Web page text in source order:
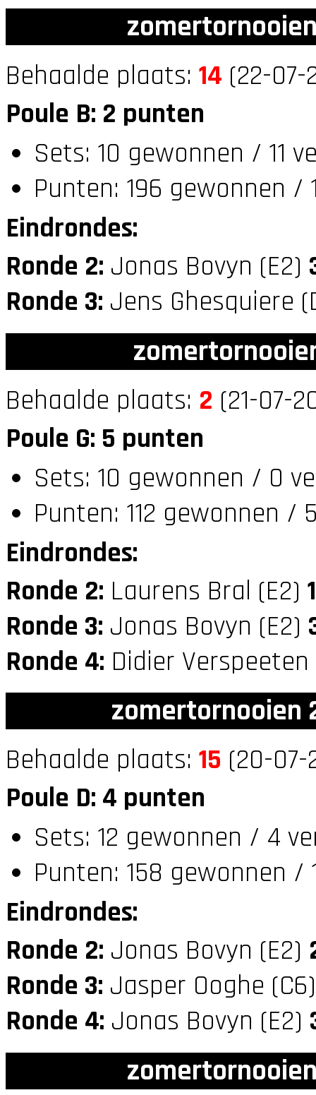
Behaalde plaats: 14 (22-07-
Poule B: 2 punten
Sets: 10 gewonnen / 11
Punten: 196 gewonnen /
Eindrondes:
Ronde 2: Jonas Bovyn (E2)
Ronde 3: Jens Ghesquiere
Behaalde plaats: 2 (21-07-
Poule G: 5 punten
Sets: 10 gewonnen / 0
Punten: 112 gewonnen /
Eindrondes:
Ronde 2: Laurens Bral (E2) 1
Ronde 3: Jonas Bovyn (E2)
Ronde 4: Didier
zomertornooien
Behaalde plaats: 15 (20-07-
Poule D: 4 punten
Sets: 12 gewonnen / 4
Punten: 158 gewonnen /
Eindrondes:
Ronde 2: Jonas Bovyn (E2)
Ronde 3: Jasper Ooghe
Ronde 4: Jonas Bovyn (E2)